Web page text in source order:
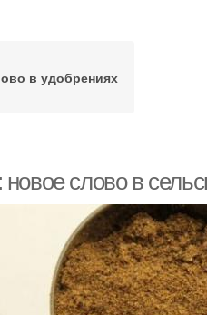
в удобрениях
слово в